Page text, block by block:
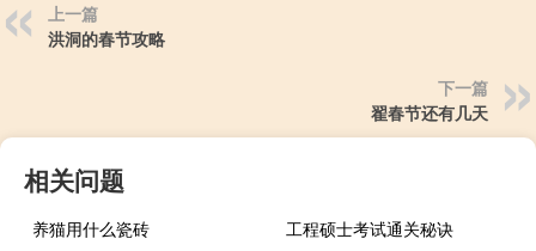
上一篇
洪洞的春节攻略
下一篇
翟春节还有几天
相关问题
养猫用什么瓷砖
工程硕士考试通关秘诀